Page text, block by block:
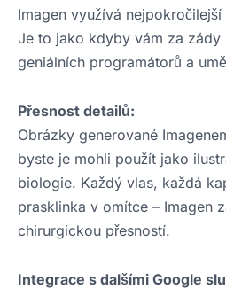
Imagen využívá
Je to jako kdyby vám za zády
geniálních programátorů a
Přesnost detailů:
Obrázky generované
byste je mohli použít jako
biologie. Každý vlas, každá
prasklinka v omítce – Imagen
chirurgickou přesností.
Integrace s dalšími Google